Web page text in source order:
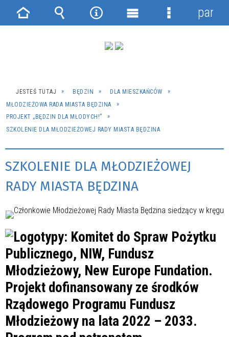
JESTEŚ TUTAJ BĘDZIN
DLA MIESZKAŃCÓW
MŁODZIEŻOWA RADA MIASTA BĘDZINA
PROJEKT „BĘDZIN DLA MŁODYCH!”
SZKOLENIE DLA MŁODZIEŻOWEJ RADY MIASTA BĘDZINA
SZKOLENIE DLA MŁODZIEŻOWEJ
RADY MIASTA BĘDZINA
Strona Wyszukiwarka
NarzędziaMenu
Menu
panel